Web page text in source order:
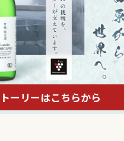
ーリーはこちらから